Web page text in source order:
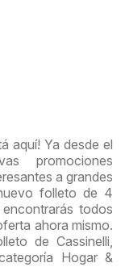
aquí! Ya desde el
promociones
a grandes
folleto de 4
todos
ahora mismo.
de Cassinelli,
Hogar &